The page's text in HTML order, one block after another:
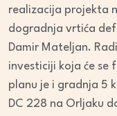
realizacija projekta
dogradnja vrtića
Damir Mateljan.
investiciji koja će se
planu je i gradnja 5
DC 228 na Orljaku